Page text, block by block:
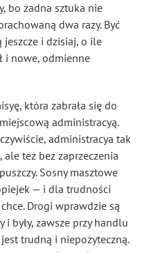
bo żadna sztuka nie
dwa razy. Być
jeszcze i dzisiaj, o ile
i nowe, odmienne
która zabrała się do
administracyą.
administracya tak
też bez zaprzeczenia
Sosny masztowe
— i dla trudności
Drogi wprawdzie są
i były, zawsze przy handlu
trudną i niepożyteczną.